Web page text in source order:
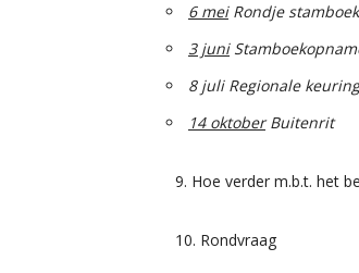
6 meiRondje
3 juni
8 juli Regionale
14 oktoberBuitenrit
Hoe verder m.b.t. het
Rondvraag